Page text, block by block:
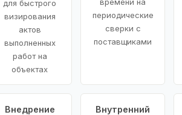
для быстрого
визирования
актов
выполненных
работ на
объектах
периодические
сверки с
поставщиками
Внедрение
Внутренний